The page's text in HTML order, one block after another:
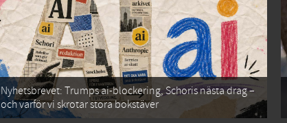
Nyhetsbrevet: Trumps ai-blockering, Schoris nästa drag –
och varför vi skrotar stora bokstäver